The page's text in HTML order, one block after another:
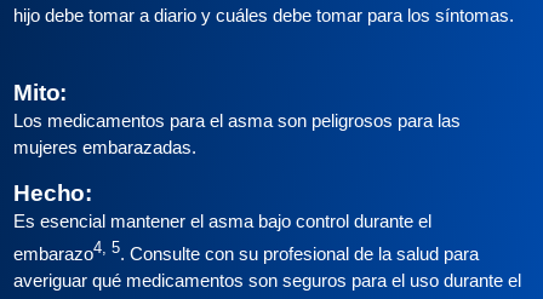
hijo debe tomar a diario y cuáles debe tomar para los síntomas.
Mito:
Los medicamentos para el asma son peligrosos para las
mujeres embarazadas.
Hecho:
Es esencial mantener el asma bajo control durante el
embarazo4, 5. Consulte con su profesional de la salud para
averiguar qué medicamentos son seguros para el uso durante el